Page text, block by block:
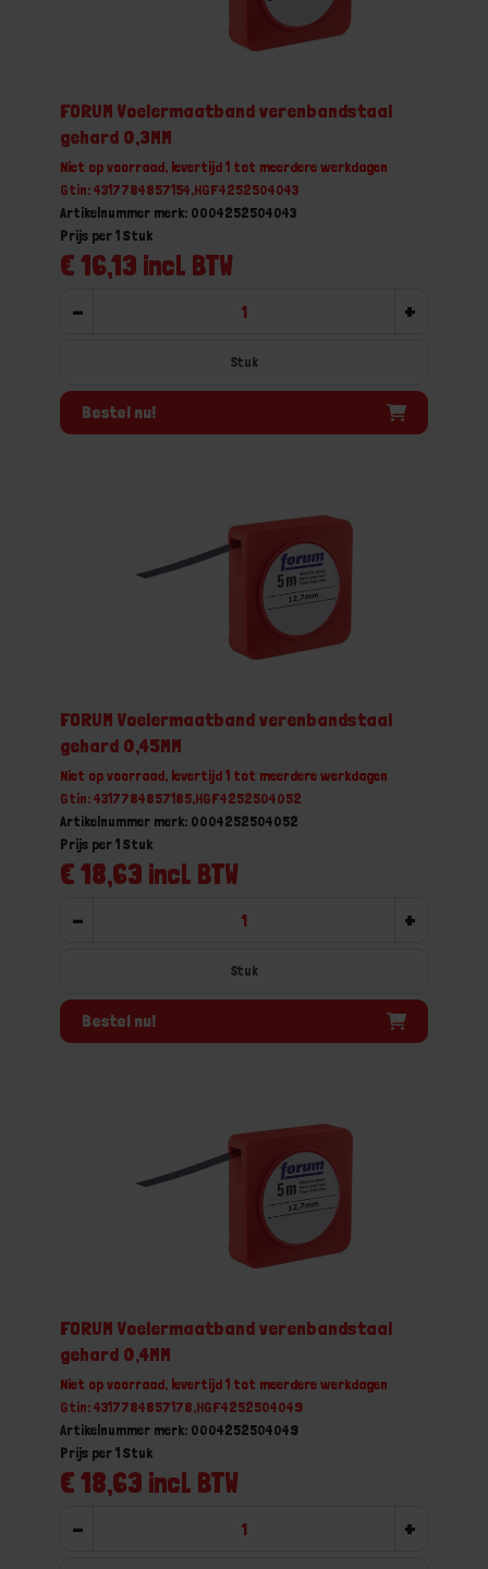
FORUM Voelermaatband verenbandstaal
gehard 0,3MM
Niet op voorraad, levertijd 1 tot meerdere werkdagen
Gtin: 4317784857154,HGF4252504043
Artikelnummer merk: 0004252504043
€ 16,13 incl. BTW
Prijs per 1 Stuk
- +
Stuk
Bestel nu!
FORUM Voelermaatband verenbandstaal
gehard 0,45MM
Niet op voorraad, levertijd 1 tot meerdere werkdagen
Gtin: 4317784857185,HGF4252504052
Artikelnummer merk: 0004252504052
€ 18,63 incl. BTW
Prijs per 1 Stuk
- +
Stuk
Bestel nu!
FORUM Voelermaatband verenbandstaal
gehard 0,4MM
Niet op voorraad, levertijd 1 tot meerdere werkdagen
Gtin: 4317784857178,HGF4252504049
Artikelnummer merk: 0004252504049
€ 18,63 incl. BTW
Prijs per 1 Stuk
- +